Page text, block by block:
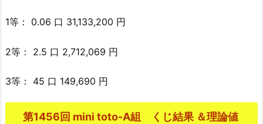
1等： 0.06 口 31,133,200 円
2等： 2.5 口 2,712,069 円
3等： 45 口 149,690 円
第1456回 mini toto-A組 くじ結果 ＆理論値